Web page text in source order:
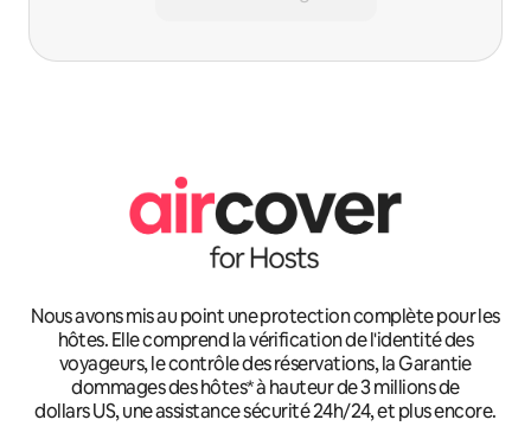
Nous avons mis au point une protection complète pour les
hôtes. Elle comprend la vérification de l'identité des
voyageurs, le contrôle des réservations, la Garantie
dommages des hôtes* à hauteur de 3 millions de
dollars US, une assistance sécurité 24h/24, et plus encore.